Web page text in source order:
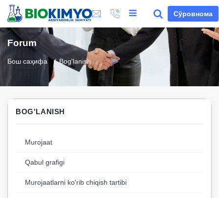
Сўровнома
Forum
Бош саҳифа Bog'lanish
BOG'LANISH
Murojaat
Qabul grafigi
Murojaatlarni ko'rib chiqish tartibi